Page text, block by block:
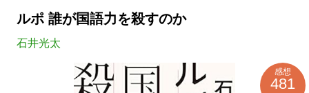
ルポ 誰が国語力を殺すのか
石井光太
感想
481